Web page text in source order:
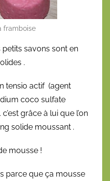
framboise
petits savons sont en
.
tensio actif (agent
coco sulfate
grâce à lui que l’on
solide moussant .
mousse !
parce que ça mousse